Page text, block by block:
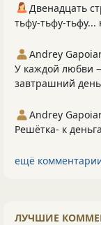
Двенадцать
тьфу-тьфу-тьфу...
Andrey
У каждой любви
завтрашний
Andrey
Решётка- к
ещё
ЛУЧШИЕ